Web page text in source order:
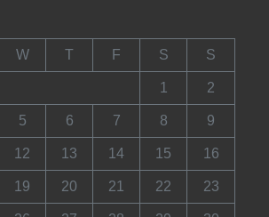
W T F S S
1 2
5 6 7 8 9
12 13 14 15 16
19 20 21 22 23